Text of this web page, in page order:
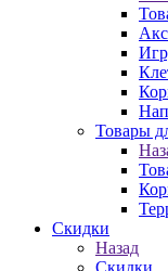
Товары
Скидки
Назад
Скидки